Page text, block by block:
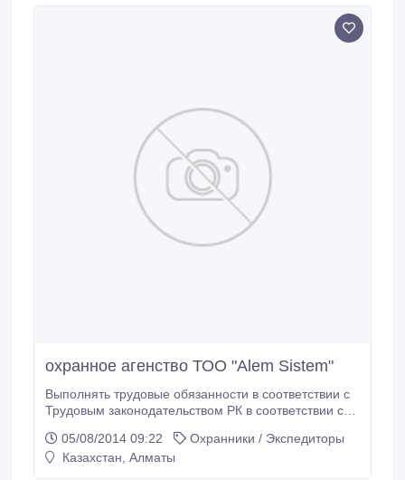
охранное агенство ТОО "Alem Sistem"
Выполнять трудовые обязанности в соответствии с
Трудовым законодательством РК в соответствии с
по охранной деятельности, в том числе по
применению вооружения и спецсредств.Сменный
05/08/2014 09:22
Охранники / Экспедиторы
Казахстан, Алматы